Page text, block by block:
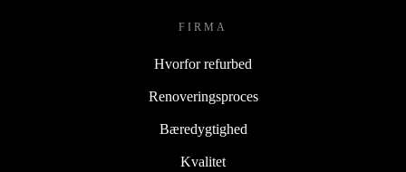
FIRMA
Hvorfor refurbed
Renoveringsproces
Bæredygtighed
Kvalitet